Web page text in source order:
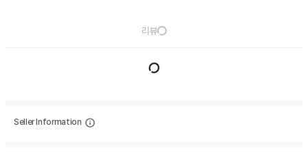
리뷰
Seller Information